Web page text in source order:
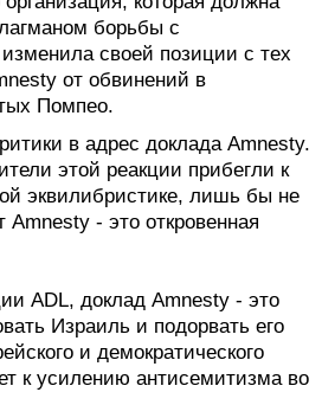
борьбы с
своей позиции с тех
от обвинений в
Помпео.
в адрес доклада Amnesty.
этой реакции прибегли к
эквилибристике, лишь бы не
Amnesty - это откровенная
ADL, доклад Amnesty - это
Израиль и подорвать его
и демократического
к усилению антисемитизма во